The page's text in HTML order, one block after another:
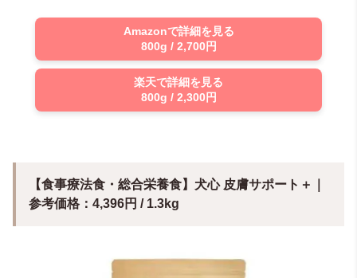
Amazonで詳細を見る
800g / 2,700円
楽天で詳細を見る
800g / 2,300円
【食事療法食・総合栄養食】犬心 皮膚サポート＋｜
参考価格：4,396円 / 1.3kg